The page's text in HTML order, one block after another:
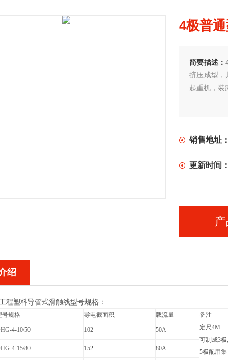
4极普
简要描述：
挤压成型，
起重机，装
销售地址
更新时间
绍
程塑料导管式滑触线型号规格：
号规格 导电截面积 载流量 备注
4-10/50 102 50A
定尺4M
可制成3极,
5极配用集
4-15/80 152 80A